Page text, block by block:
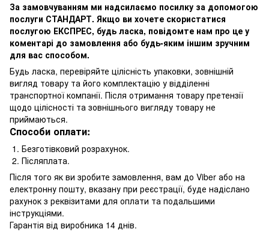
За замовчуванням ми надсилаємо посилку за допомогою
послуги СТАНДАРТ. Якщо ви хочете скористатися
послугою ЕКСПРЕС, будь ласка, повідомте нам про це у
коментарі до замовлення або будь-яким іншим зручним
для вас способом.
Будь ласка, перевіряйте цілісність упаковки, зовнішній
вигляд товару та його комплектацію у відділенні
транспортної компанії. Після отримання товару претензії
щодо цілісності та зовнішнього вигляду товару не
приймаються.
Способи оплати:
1. Безготівковий розрахунок.
2. Післяплата.
Після того як ви зробите замовлення, вам до Viber або на
електронну пошту, вказану при реєстрації, буде надіслано
рахунок з реквізитами для оплати та подальшими
інструкціями.
Гарантія від виробника 14 днів.